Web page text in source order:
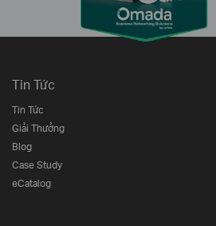
Tin Tức
Tin Tức
Giải Thưởng
Blog
Case Study
eCatalog